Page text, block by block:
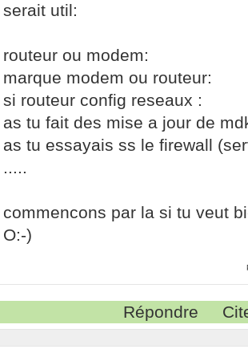
serait util:
routeur ou modem:
marque modem ou routeur:
si routeur config reseaux :
as tu fait des mise a jour de
as tu essayais ss le firewall
.....
commencons par la si tu veut
O:-)
Répondre